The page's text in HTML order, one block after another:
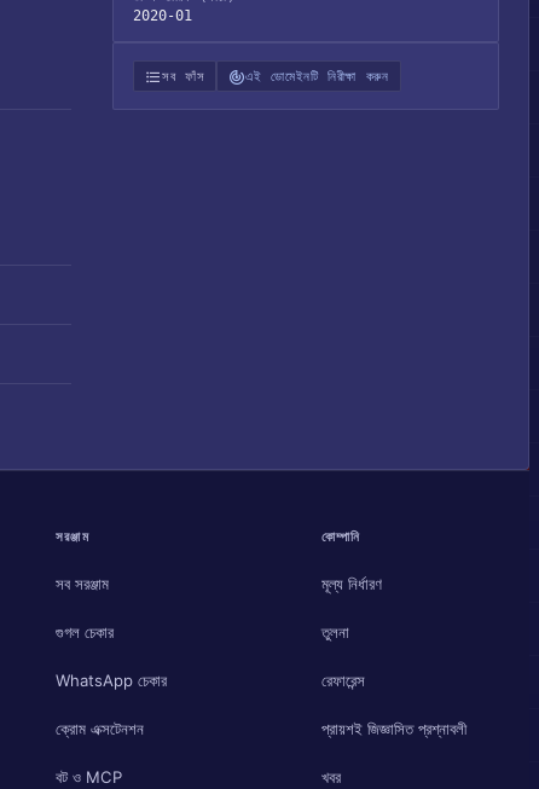
2020-01
সব ফাঁস এই ডোমেইনটি নিরীক্ষা করুন
সরঞ্জাম
সব সরঞ্জাম
গুগল চেকার
WhatsApp চেকার
ক্রোম এক্সটেনশন
বট ও MCP
কোম্পানি
মূল্য নির্ধারণ
তুলনা
রেফারেন্স
প্রায়শই জিজ্ঞাসিত প্রশ্নাবলী
খবর